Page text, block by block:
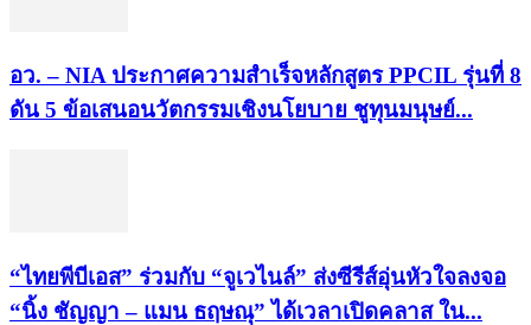
อว. – NIA ประกาศความสำเร็จหลักสูตร PPCIL รุ่นที่ 8
ดัน 5 ข้อเสนอนวัตกรรมเชิงนโยบาย ชูทุนมนุษย์...
“ไทยพีบีเอส” ร่วมกับ “จูเวไนล์” ส่งซีรีส์อุ่นหัวใจลงจอ
“นิ้ง ชัญญา – แมน ธฤษณุ” ได้เวลาเปิดคลาส ใน...